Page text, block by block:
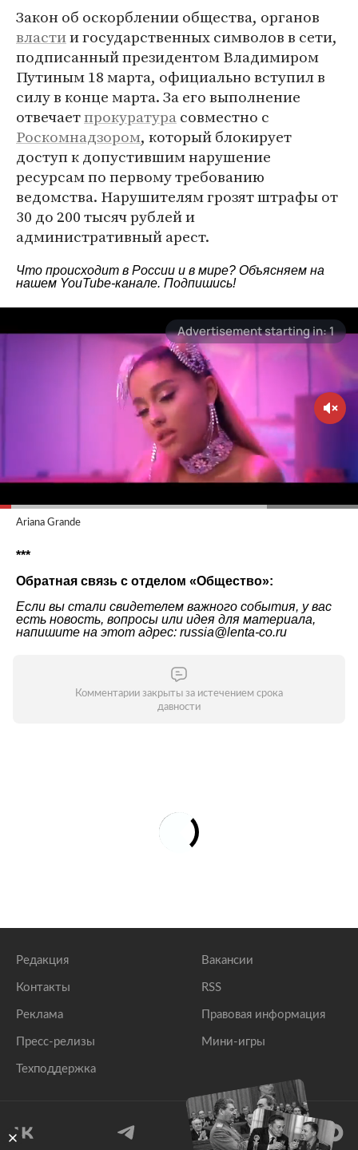
Закон об оскорблении общества, органов
властии государственных символов в сети,
подписанный президентом Владимиром
Путиным 18 марта, официально вступил в
силу в конце марта. За его выполнение
отвечаетпрокуратурасовместно с
Роскомнадзором, который блокирует
доступ к допустившим нарушение
ресурсам по первому требованию
ведомства. Нарушителям грозят штрафы от
30 до 200 тысяч рублей и
административный арест.
Что происходит в России и в мире? Объясняем на
нашем YouTube-канале. Подпишись!
Ariana Grande
***
Обратная связь с отделом «Общество»:
Если вы стали свидетелем важного события, у вас
есть новость, вопросы или идея для материала,
напишите на этот адрес: russia@lenta-co.ru
Комментарии закрыты за истечением срока
давности
Редакция
Контакты
Реклама
Пресс-релизы
Техподдержка
Вакансии
RSS
Правовая информация
Мини-игры